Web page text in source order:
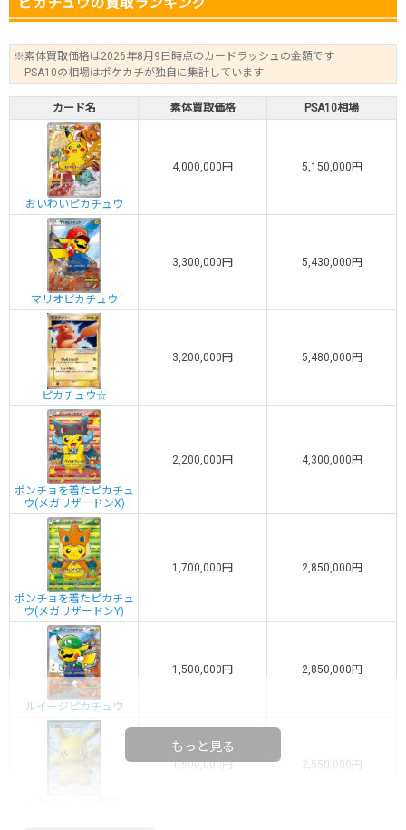
ピカチュウの買取ランキング
※素体買取価格は2026年8月9日時点のカードラッシュの金額です
PSA10の相場はポケカチが独自に集計しています
カード名 素体買取価格 PSA10相場
おいわいピカチュウ
4,000,000円 5,150,000円
マリオピカチュウ
3,300,000円 5,430,000円
ピカチュウ☆
3,200,000円 5,480,000円
ポンチョを着たピカチュ
ウ(メガリザードンX)
2,200,000円 4,300,000円
ポンチョを着たピカチュ
ウ(メガリザードンY)
1,700,000円 2,850,000円
ルイージピカチュウ
1,500,000円 2,850,000円
1,500,000円 2,550,000円
もっと見る